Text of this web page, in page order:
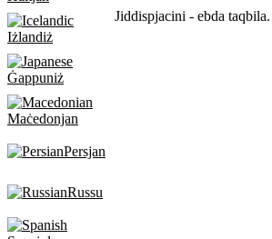
Iżlandiż
Ġappuniż
Maċedonjan
Persjan
Russu
Jiddispjacini - ebda